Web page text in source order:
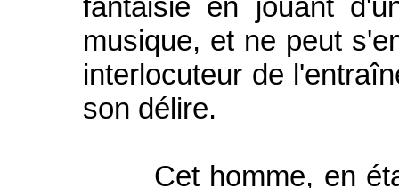
fantaisie en jouant
musique, et ne peut
interlocuteur de
son délire.
Cet homme, en état